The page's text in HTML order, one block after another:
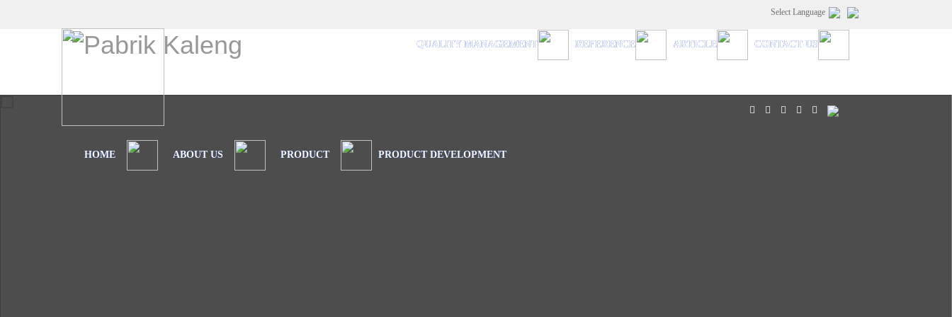
Select Language
QUALITY MANAGEMENT REFERENCE ARTICLE CONTACT US
HOME ABOUT US PRODUCT PRODUCT DEVELOPMENT